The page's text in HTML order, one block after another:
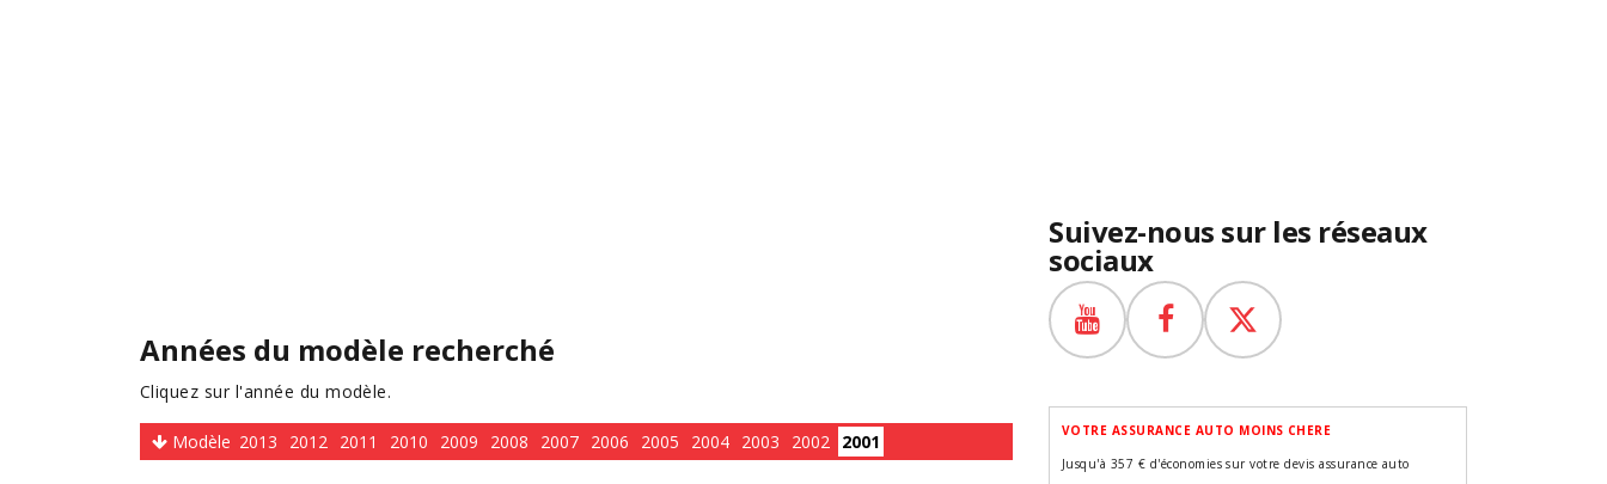
Années du modèle recherché
Cliquez sur l'année du modèle.
Modèle 2013 2012 2011 2010 2009 2008 2007 2006 2005 2004 2003 2002 2001
Suivez-nous sur les réseaux
sociaux
VOTRE ASSURANCE AUTO MOINS CHERE
Jusqu'à 357 € d'économies sur votre devis assurance auto